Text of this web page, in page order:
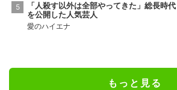
「人殺す以外は全部やってきた」総長時代
を公開した人気芸人
愛のハイエナ
もっと見る